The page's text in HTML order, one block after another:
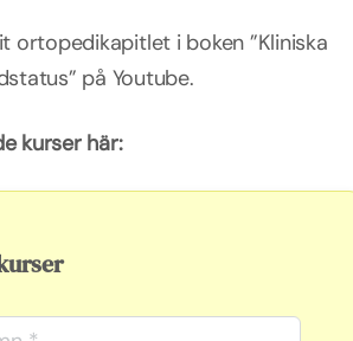
ortopedikapitlet i boken ”Kliniska
på Youtube.
kurser här: